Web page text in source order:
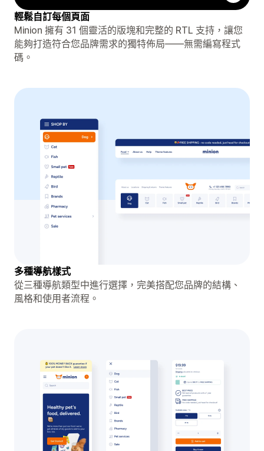
輕鬆自訂每個頁面
Minion 擁有 31 個靈活的版塊和完整的 RTL 支持，讓您
能夠打造符合您品牌需求的獨特佈局——無需編寫程式
碼。
多種導航樣式
從三種導航類型中進行選擇，完美搭配您品牌的結構、
風格和使用者流程。